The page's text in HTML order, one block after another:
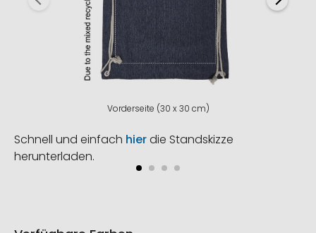
Vorderseite (30 x 30 cm)
Schnell und einfach hierdie Standskizze
herunterladen.